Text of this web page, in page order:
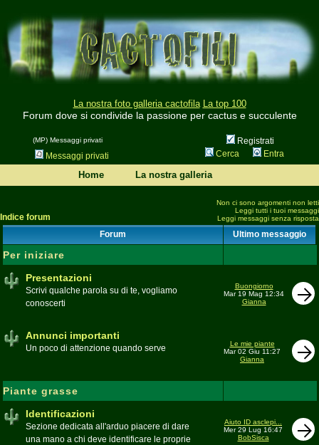
La nostra foto galleria cactofila La top 100
Forum dove si condivide la passione per cactus e succulente
(MP) Messaggi privati
Registrati
Messaggi privati
Cerca Entra
Home La nostra galleria
Indice forum
Non ci sono argomenti non letti
Leggi tutti i tuoi messaggi
Leggi messaggi senza risposta
Forum Ultimo messaggio
Per iniziare
Presentazioni
Scrivi qualche parola su di te, vogliamo
conoscerti
Buongiorno
Mar 19 Mag 12:34
Gianna
Annunci importanti
Un poco di attenzione quando serve
Le mie piante
Mar 02 Giu 11:27
Gianna
Piante grasse
Identificazioni
Sezione dedicata all'arduo piacere di dare
una mano a chi deve identificare le proprie
Aiuto ID asclepi...
Mer 29 Lug 16:47
BobSisca